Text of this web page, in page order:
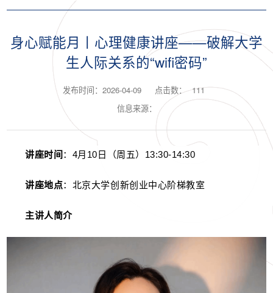
身心赋能月丨心理健康讲座——破解大学
生人际关系的“wifi密码”
发布时间：2026-04-09 点击数： 111
信息来源：
讲座时间 ：4月10日（周五）13:30-14:30
讲座地点：北京大学创新创业中心阶梯教室
主讲人简介